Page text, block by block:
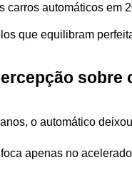
carros automáticos em
que equilibram
sobre
o automático
apenas no